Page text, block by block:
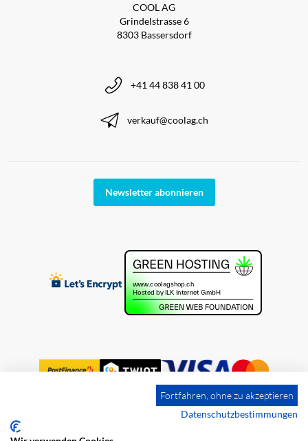
COOL AG
Grindelstrasse 6
8303 Bassersdorf
+41 44 838 41 00
verkauf@coolag.ch
Newsletter abonnieren
Fortfahren, ohne zu akzeptieren
Datenschutzbestimmungen